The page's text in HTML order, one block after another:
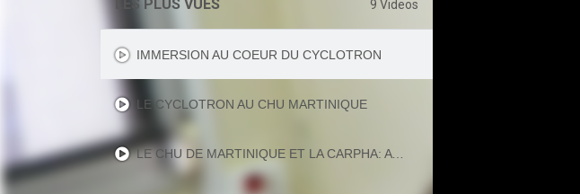
LES PLUS VUES 9 Videos
IMMERSION AU COEUR DU CYCLOTRON
LE CYCLOTRON AU CHU MARTINIQUE
LE CHU DE MARTINIQUE ET LA CARPHA: AVANCÉE MAJEURE DANS LA SURVEILLANCE DES CANCERS DANS LA CARAÏBE